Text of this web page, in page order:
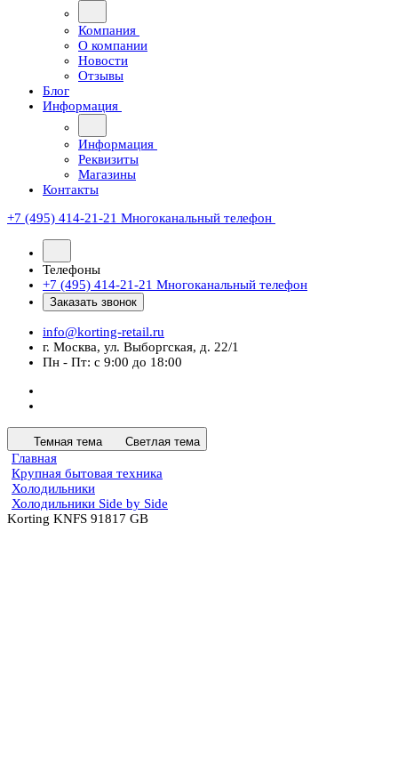
Компания
О компании
Новости
Отзывы
Блог
Информация
Информация
Реквизиты
Магазины
Контакты
+7 (495) 414-21-21 Многоканальный телефон
Телефоны
+7 (495) 414-21-21 Многоканальный телефон
Заказать звонок
info@korting-retail.ru
г. Москва, ул. Выборгская, д. 22/1
Пн - Пт: с 9:00 до 18:00
Темная тема Светлая тема
Главная
Крупная бытовая техника
Холодильники
Холодильники Side by Side
Korting KNFS 91817 GB